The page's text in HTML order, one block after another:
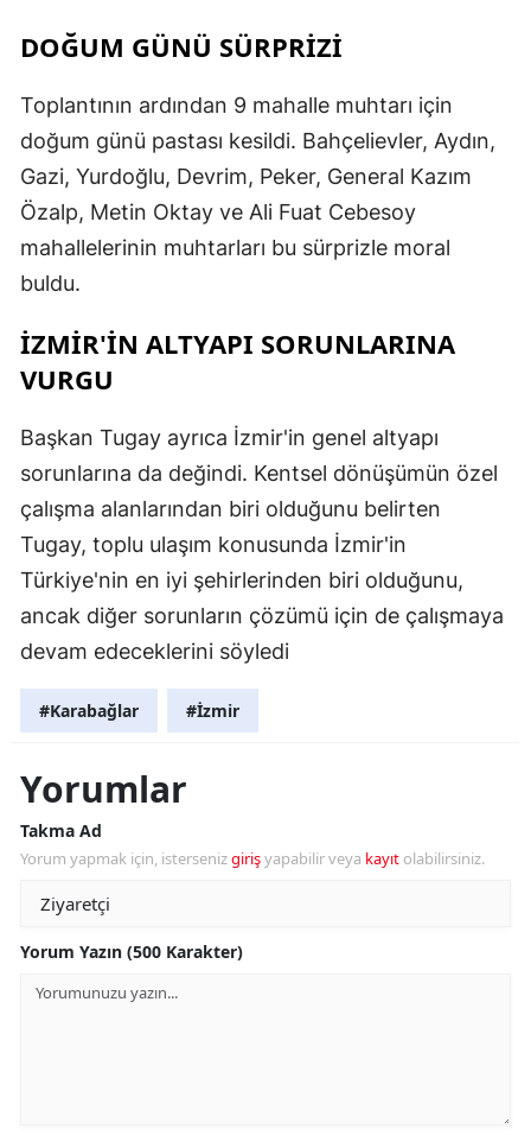
DOĞUM GÜNÜ SÜRPRIZI
Toplantının ardından 9 mahalle muhtarı için
doğum günü pastası kesildi. Bahçelievler, Aydın,
Gazi, Yurdoğlu, Devrim, Peker, General Kazım
Özalp, Metin Oktay ve Ali Fuat Cebesoy
mahallelerinin muhtarları bu sürprizle moral
buldu.
İZMIR'IN ALTYAPI SORUNLARINA
VURGU
Başkan Tugay ayrıca İzmir'in genel altyapı
sorunlarına da değindi. Kentsel dönüşümün özel
çalışma alanlarından biri olduğunu belirten
Tugay, toplu ulaşım konusunda İzmir'in
Türkiye'nin en iyi şehirlerinden biri olduğunu,
ancak diğer sorunların çözümü için de çalışmaya
devam edeceklerini söyledi
#Karabağlar #İzmir
Yorumlar
Takma Ad
Yorum yapmak için, istersenizgirişyapabilir veya kayıt olabilirsiniz.
Yorum Yazın (500 Karakter)